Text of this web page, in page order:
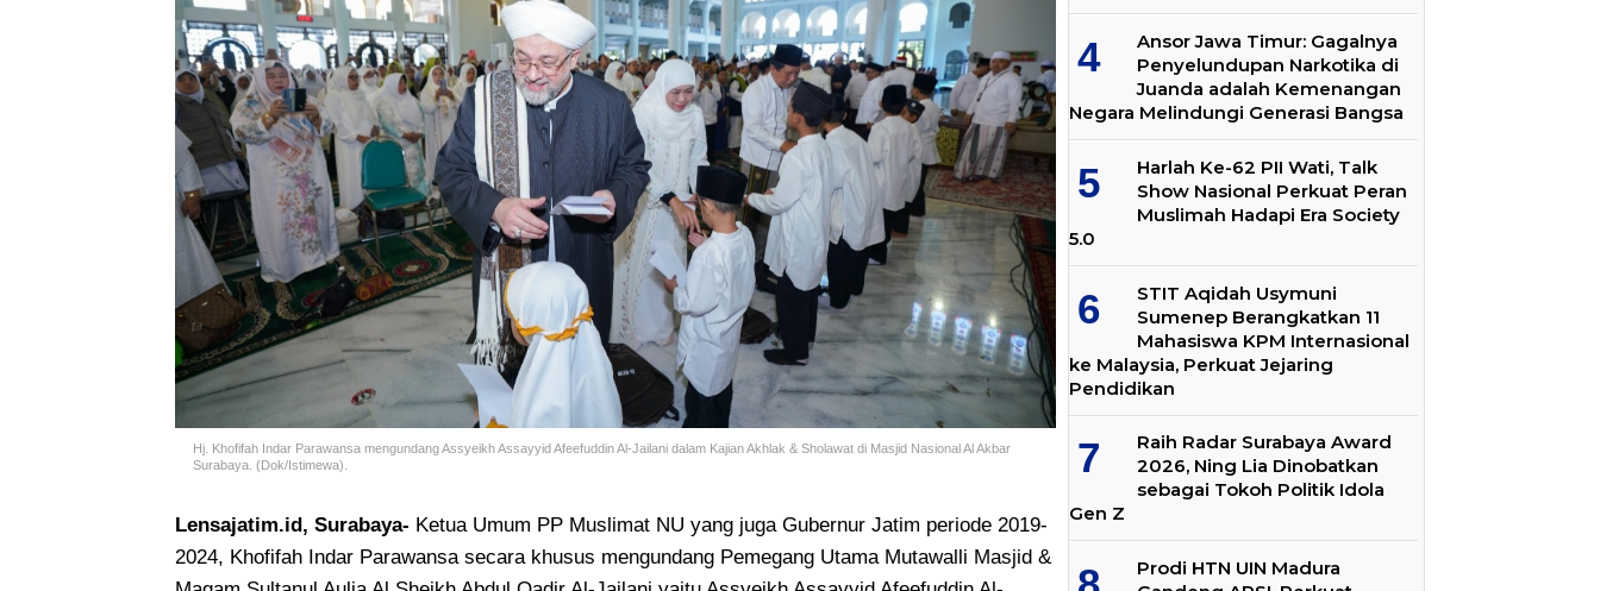
Hj. Khofifah Indar Parawansa mengundang Assyeikh Assayyid Afeefuddin Al-Jailani dalam Kajian Akhlak & Sholawat di Masjid Nasional Al Akbar
Surabaya. (Dok/Istimewa).
Lensajatim.id, Surabaya- Ketua Umum PP Muslimat NU yang juga Gubernur Jatim periode 2019-
2024, Khofifah Indar Parawansa secara khusus mengundang Pemegang Utama Mutawalli Masjid &
Ansor Jawa Timur: Gagalnya
Penyelundupan Narkotika di
Juanda adalah Kemenangan
Negara Melindungi Generasi Bangsa
Harlah Ke-62 PII Wati, Talk
Show Nasional Perkuat Peran
Muslimah Hadapi Era Society
5.0
STIT Aqidah Usymuni
Sumenep Berangkatkan 11
Mahasiswa KPM Internasional
ke Malaysia, Perkuat Jejaring
Pendidikan
Raih Radar Surabaya Award
2026, Ning Lia Dinobatkan
sebagai Tokoh Politik Idola
Gen Z
Prodi HTN UIN Madura